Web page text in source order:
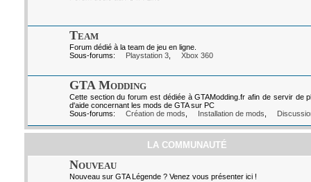
Team
Forum dédié à la team de jeu en ligne.
Sous-forums:
Playstation 3, Xbox 360
GTA Modding
Cette section du forum est dédiée à GTAModding.fr afin de servir de
d'aide concernant les mods de GTA sur PC
Sous-forums:
Création de mods Installation de mods
LA COMMUNAUTÉ
Nouveau
Nouveau sur GTA Légende ? Venez vous présenter ici !